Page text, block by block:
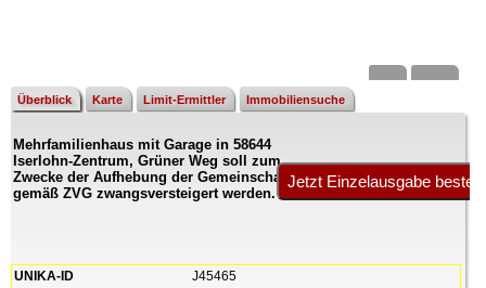
z.B.:15 Frankfurtfür
Frankfurt/Oder
und6 Frankfurtfür Frankfurt
Immobiliensuche
nach Kreis
nach Amtsgericht
Überblick Karte Limit-Ermittler Immobiliensuche
Mehrfamilienhaus mit Garage in 58644
Iserlohn-Zentrum, Grüner Weg soll zum
Zwecke der Aufhebung der Gemeinschaft
gemäß ZVG zwangsversteigert werden.
UNIKA-ID
J45465